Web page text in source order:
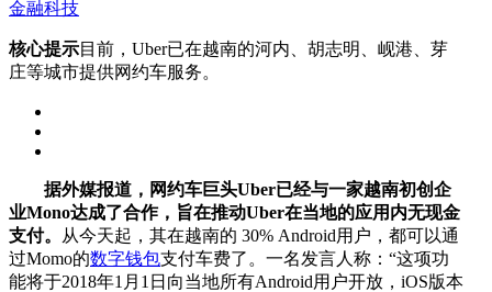
金融科技
核心提示目前，Uber已在越南的河内、胡志明、岘港、芽
庄等城市提供网约车服务。
据外媒报道，网约车巨头Uber已经与一家越南初创企
业Mono达成了合作，旨在推动Uber在当地的应用内无现金
支付。
从今天起，其在越南的 30% Android用户，都可以通
过Momo的数字钱包支付车费了。一名发言人称：“这项功
能将于2018年1月1日向当地所有Android用户开放，iOS版本